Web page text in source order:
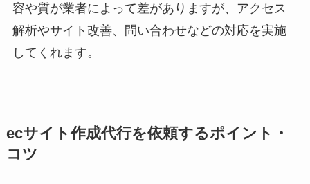
容や質が業者によって差がありますが、アクセス
解析やサイト改善、問い合わせなどの対応を実施
してくれます。
ecサイト作成代行を依頼するポイント・
コツ